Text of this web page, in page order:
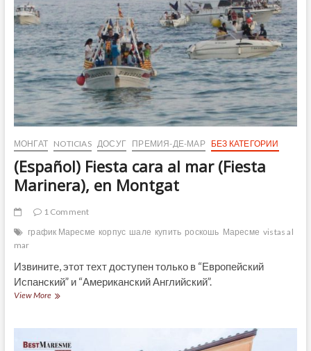
pueblo
su
museo
(III)
МОНГАТ NOTICIAS ДОСУГ ПРЕМИЯ-ДЕ-МАР БЕЗ КАТЕГОРИИ
(Español) Fiesta cara al mar (Fiesta
Marinera), en Montgat
1 Comment
график Маресме корпус шале купить роскошь Маресме vistas al
mar
Извините, этот техт доступен только в “Европейский
Испанский” и “Американский Английский”.
View More(Español)
mar